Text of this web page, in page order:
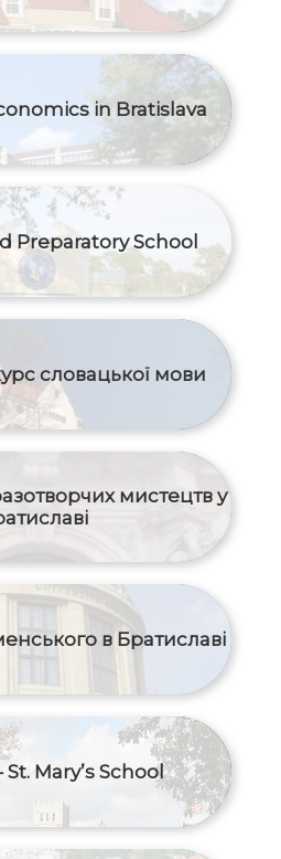
in Bratislava
Preparatory School
словацької мови
мистецтв у
в Братиславі
Mary’s School